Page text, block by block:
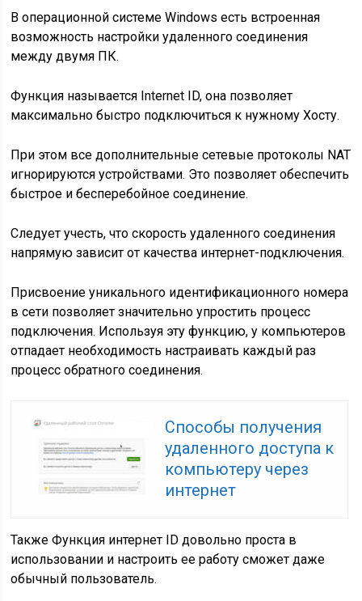
В операционной системе Windows есть встроенная
возможность настройки удаленного соединения
между двумя ПК.
Функция называется Internet ID, она позволяет
максимально быстро подключиться к нужному Хосту.
При этом все дополнительные сетевые протоколы NAT
игнорируются устройствами. Это позволяет обеспечить
быстрое и бесперебойное соединение.
Следует учесть, что скорость удаленного соединения
напрямую зависит от качества интернет-подключения.
Присвоение уникального идентификационного номера
в сети позволяет значительно упростить процесс
подключения. Используя эту функцию, у компьютеров
отпадает необходимость настраивать каждый раз
процесс обратного соединения.
Способы получения
удаленного доступа к
компьютеру через
интернет
Также Функция интернет ID довольно проста в
использовании и настроить ее работу сможет даже
обычный пользователь.